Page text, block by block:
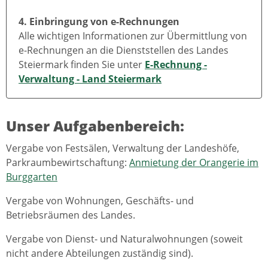
4. Einbringung von e-Rechnungen
Alle wichtigen Informationen zur Übermittlung von
e-Rechnungen an die Dienststellen des Landes
Steiermark finden Sie unter E-Rechnung -
Verwaltung - Land Steiermark
Unser Aufgabenbereich:
Vergabe von Festsälen, Verwaltung der Landeshöfe,
Parkraumbewirtschaftung: Anmietung der Orangerie im
Burggarten
Vergabe von Wohnungen, Geschäfts- und
Betriebsräumen des Landes.
Vergabe von Dienst- und Naturalwohnungen (soweit
nicht andere Abteilungen zuständig sind).